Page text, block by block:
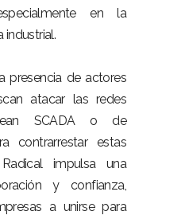
en la
industrial.
presencia de actores
atacar las redes
SCADA o de
contrarrestar estas
impulsa una
y confianza,
a unirse para